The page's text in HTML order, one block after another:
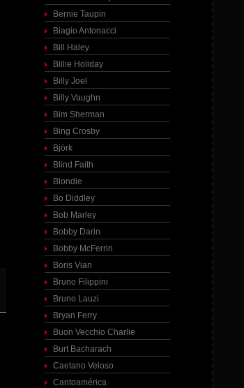
Bernie Taupin
Biagio Antonacci
Bill Haley
Billie Holiday
Billy Joel
Billy Vaughn
Bim Sherman
Bing Crosby
Björk
Blind Faith
Blondie
Bo Diddley
Bob Marley
Bobby Darin
Bobby McFerrin
Boris Vian
Bruno Filippini
Bruno Lauzi
Bryan Ferry
Buon Vecchio Charlie
Burt Bacharach
Caetano Veloso
Cantoamérica